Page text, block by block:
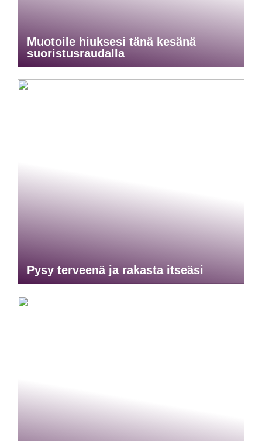
Muotoile hiuksesi tänä kesänä
suoristusraudalla
Pysy terveenä ja rakasta itseäsi